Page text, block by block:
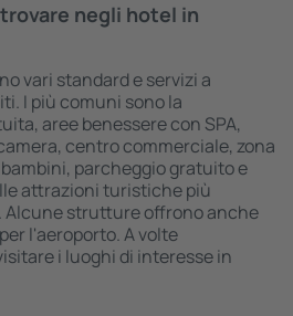
negli hotel in
vari standard e servizi a
I più comuni sono la
aree benessere con SPA,
centro commerciale, zona
parcheggio gratuito e
attrazioni turistiche più
Alcune strutture offrono anche
l'aeroporto. A volte
i luoghi di interesse in